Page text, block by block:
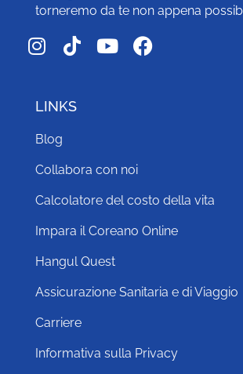
torneremo da te non appena
LINKS
Blog
Collabora con noi
Calcolatore del costo della vita
Impara il Coreano Online
Hangul Quest
Assicurazione Sanitaria e di Viaggio
Carriere
Informativa sulla Privacy